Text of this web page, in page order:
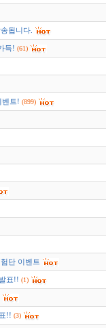
됩니다.
득! (61)
벤트! (899)
단 이벤트
표!! (1)
!! (3)